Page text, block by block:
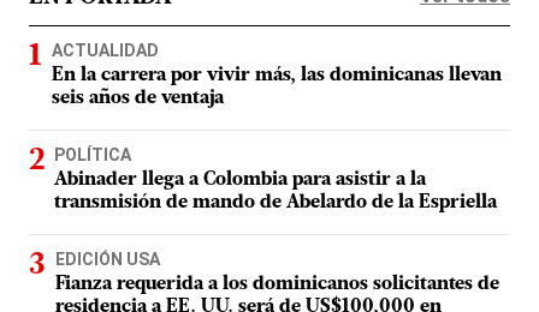
ACTUALIDAD
En la carrera por vivir más, las dominicanas llevan
seis años de ventaja
POLÍTICA
Abinader llega a Colombia para asistir a la
transmisión de mando de Abelardo de la Espriella
EDICIÓN USA
Fianza requerida a los dominicanos solicitantes de
residencia a EE. UU. será de US$100,000 en